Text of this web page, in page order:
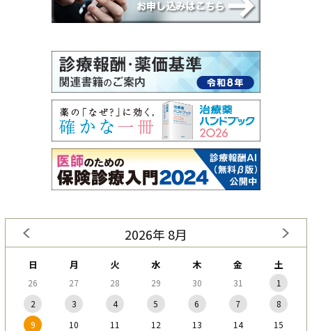
2026年 8月
日 月 火 水 木 金 土
26 27 28 29 30 31
1
2
3 4 5 6 7
8
9
10 11 12 13 14
15